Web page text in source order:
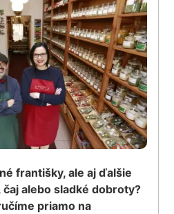
františky, ale aj ďalšie
alebo sladké dobroty?
priamo na